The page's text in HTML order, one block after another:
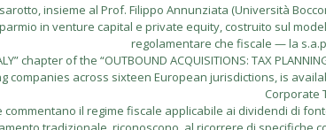
insieme al Prof. Filippo Annunziata (Università
in venture capital e private equity, costruito sul
regolamentare che fiscale — la
chapter of the “OUTBOUND ACQUISITIONS: TAX
companies across sixteen European jurisdictions, is
Corporate
commentano il regime fiscale applicabile ai dividendi di